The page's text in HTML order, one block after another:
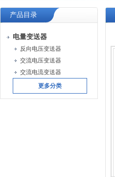
产品目录
电量变送器
反向电压变送器
交流电压变送器
交流电流变送器
更多分类